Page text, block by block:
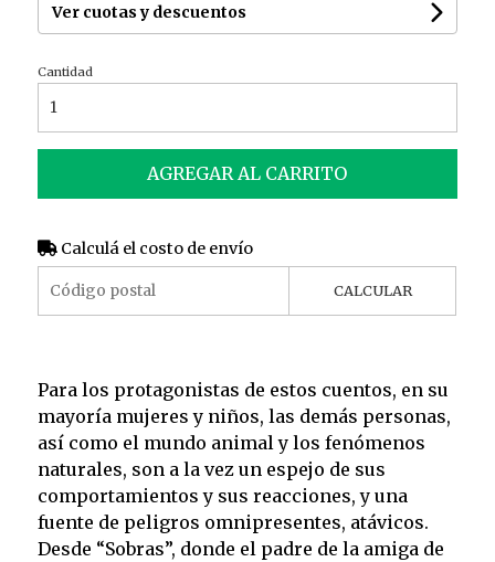
Ver cuotas y descuentos
Cantidad
AGREGAR AL CARRITO
Calculá el costo de envío
CALCULAR
Para los protagonistas de estos cuentos, en su
mayoría mujeres y niños, las demás personas,
así como el mundo animal y los fenómenos
naturales, son a la vez un espejo de sus
comportamientos y sus reacciones, y una
fuente de peligros omnipresentes, atávicos.
Desde “Sobras”, donde el padre de la amiga de